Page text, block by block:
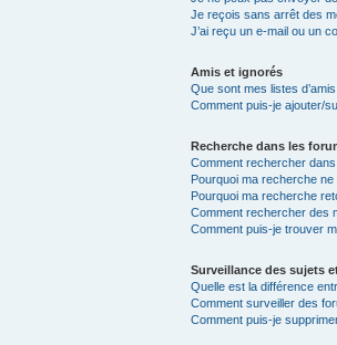
Je reçois sans arrêt des
J’ai reçu un e-mail ou un
Amis et ignorés
Que sont mes listes
Comment puis-je ajouter/
Recherche dans les
Comment rechercher
Pourquoi ma recherche
Pourquoi ma recherche
Comment rechercher des
Comment puis-je trouver
Surveillance des sujets
Quelle est la différence
Comment surveiller des
Comment puis-je